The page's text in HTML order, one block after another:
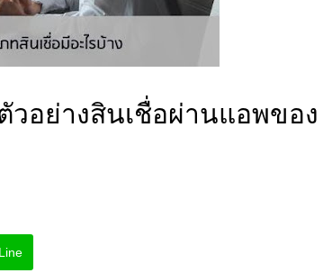
วอย่างสินเชื่อผ่านแอพของ
Line